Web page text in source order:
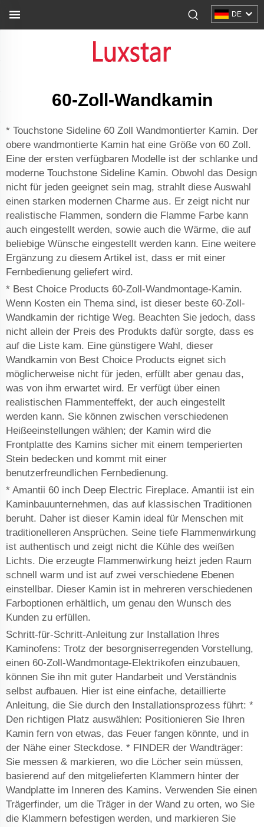
DE
60-Zoll-Wandkamin
* Touchstone Sideline 60 Zoll Wandmontierter Kamin. Der
obere wandmontierte Kamin hat eine Größe von 60 Zoll.
Eine der ersten verfügbaren Modelle ist der schlanke und
moderne Touchstone Sideline Kamin. Obwohl das Design
nicht für jeden geeignet sein mag, strahlt diese Auswahl
einen starken modernen Charme aus. Er zeigt nicht nur
realistische Flammen, sondern die Flamme Farbe kann
auch eingestellt werden, sowie auch die Wärme, die auf
beliebige Wünsche eingestellt werden kann. Eine weitere
Ergänzung zu diesem Artikel ist, dass er mit einer
Fernbedienung geliefert wird.
* Best Choice Products 60-Zoll-Wandmontage-Kamin.
Wenn Kosten ein Thema sind, ist dieser beste 60-Zoll-
Wandkamin der richtige Weg. Beachten Sie jedoch, dass
nicht allein der Preis des Produkts dafür sorgte, dass es
auf die Liste kam. Eine günstigere Wahl, dieser
Wandkamin von Best Choice Products eignet sich
möglicherweise nicht für jeden, erfüllt aber genau das,
was von ihm erwartet wird. Er verfügt über einen
realistischen Flammenteffekt, der auch eingestellt
werden kann. Sie können zwischen verschiedenen
Heißeeinstellungen wählen; der Kamin wird die
Frontplatte des Kamins sicher mit einem temperierten
Stein bedecken und kommt mit einer
benutzerfreundlichen Fernbedienung.
* Amantii 60 inch Deep Electric Fireplace. Amantii ist ein
Kaminbauunternehmen, das auf klassischen Traditionen
beruht. Daher ist dieser Kamin ideal für Menschen mit
traditionelleren Ansprüchen. Seine tiefe Flammenwirkung
ist authentisch und zeigt nicht die Kühle des weißen
Lichts. Die erzeugte Flammenwirkung heizt jeden Raum
schnell warm und ist auf zwei verschiedene Ebenen
einstellbar. Dieser Kamin ist in mehreren verschiedenen
Farboptionen erhältlich, um genau den Wunsch des
Kunden zu erfüllen.
Schritt-für-Schritt-Anleitung zur Installation Ihres
Kaminofens: Trotz der besorgniserregenden Vorstellung,
einen 60-Zoll-Wandmontage-Elektrikofen einzubauen,
können Sie ihn mit guter Handarbeit und Verständnis
selbst aufbauen. Hier ist eine einfache, detaillierte
Anleitung, die Sie durch den Installationsprozess führt: *
Den richtigen Platz auswählen: Positionieren Sie Ihren
Kamin fern von etwas, das Feuer fangen könnte, und in
der Nähe einer Steckdose. * FINDER der Wandträger:
Sie messen & markieren, wo die Löcher sein müssen,
basierend auf den mitgelieferten Klammern hinter der
Wandplatte im Inneren des Kamins. Verwenden Sie einen
Trägerfinder, um die Träger in der Wand zu orten, wo Sie
die Klammern befestigen werden, und markieren Sie